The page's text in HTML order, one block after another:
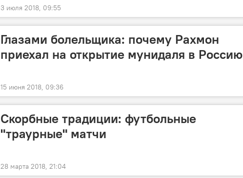
3 июля 2018, 09:55
Глазами болельщика: почему Рахмон
приехал на открытие мунидаля в Россию
15 июня 2018, 09:36
Скорбные традиции: футбольные
"траурные" матчи
28 марта 2018, 21:04